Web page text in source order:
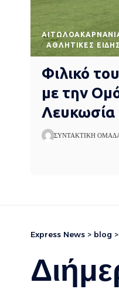
ΑΘΛΗΤΙΚΈΣ
Φιλικό
με την
Λευκωσία
ΣΥΝΤΑΚΤΙΚΉ
Express News > blog >